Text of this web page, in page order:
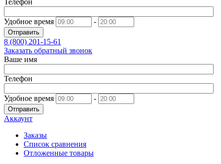
Телефон
Удобное время -
Отправить
8 (800) 201-15-61
Заказать обратный звонок
Ваше имя
Телефон
Удобное время -
Отправить
Аккаунт
Заказы
Список сравнения
Отложенные товары